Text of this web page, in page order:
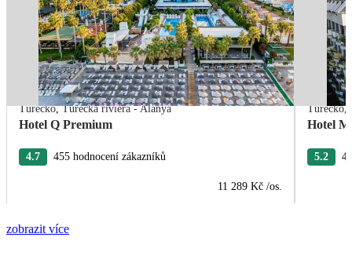
Turecko,Turecká riviéra - Alanya
Hotel Q Premium
4.7 455 hodnocení zákazníků
11 289 Kč /os.
Turecko,
Hotel
5.2
zobrazit více